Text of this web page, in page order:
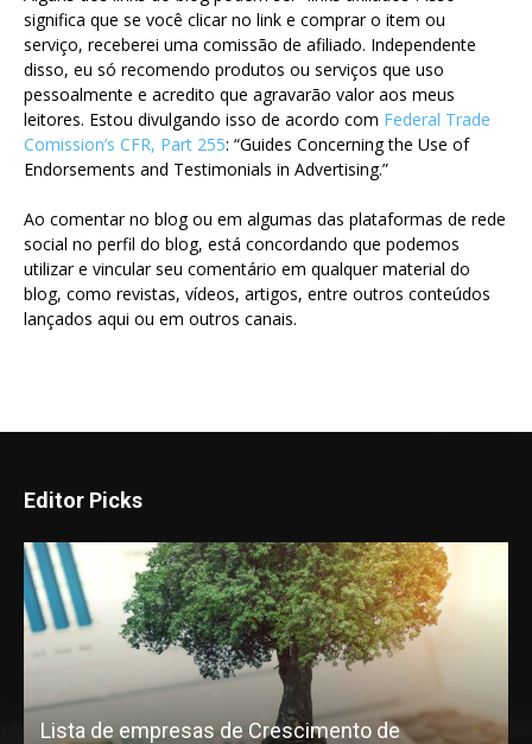
significa que se você clicar no link e comprar o item ou
serviço, receberei uma comissão de afiliado. Independente
disso, eu só recomendo produtos ou serviços que uso
pessoalmente e acredito que agravarão valor aos meus
leitores. Estou divulgando isso de acordo com Federal Trade
Comission’s CFR, Part 255: “Guides Concerning the Use of
Endorsements and Testimonials in Advertising.”
Ao comentar no blog ou em algumas das plataformas de rede
social no perfil do blog, está concordando que podemos
utilizar e vincular seu comentário em qualquer material do
blog, como revistas, vídeos, artigos, entre outros conteúdos
lançados aqui ou em outros canais.
Editor Picks
Lista de empresas de Crescimento de